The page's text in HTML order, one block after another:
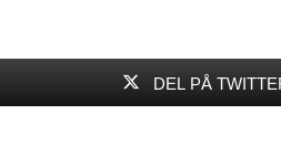
DEL PÅ